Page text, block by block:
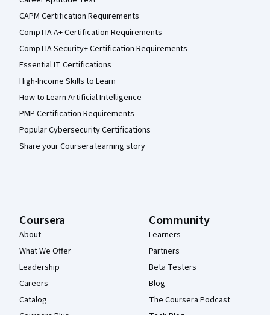
CAPM Certification Requirements
CompTIA A+ Certification Requirements
CompTIA Security+ Certification Requirements
Essential IT Certifications
High-Income Skills to Learn
How to Learn Artificial Intelligence
PMP Certification Requirements
Popular Cybersecurity Certifications
Share your Coursera learning story
Coursera
About
What We Offer
Leadership
Careers
Catalog
Community
Learners
Partners
Beta Testers
Blog
The Coursera Podcast